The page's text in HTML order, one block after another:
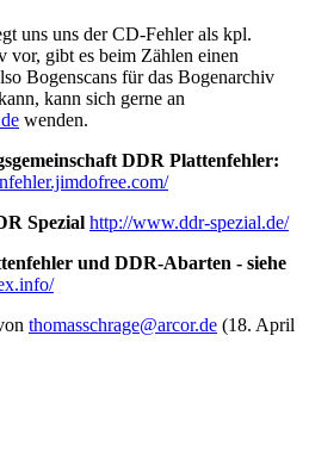
uns uns der CD-Fehler als kpl.
vor, gibt es beim Zählen einen
Bogenscans für das Bogenarchiv
kann sich gerne an
wenden.
DDR Plattenfehler:
Spezial http://www.ddr-spezial.de/
und DDR-Abarten - siehe
thomasschrage@arcor.de (18. April